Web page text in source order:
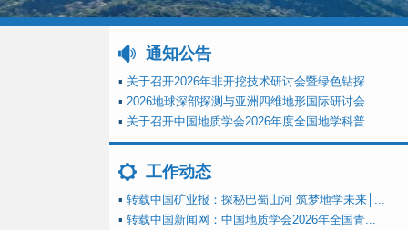
通知公告
▪ 关于召开2026年非开挖技术研讨会暨绿色钻探...
▪ 2026地球深部探测与亚洲四维地形国际研讨会...
▪ 关于召开中国地质学会2026年度全国地学科普...
工作动态
▪ 转载中国矿业报：探秘巴蜀山河 筑梦地学未来│...
▪ 转载中国新闻网：中国地质学会2026年全国青...